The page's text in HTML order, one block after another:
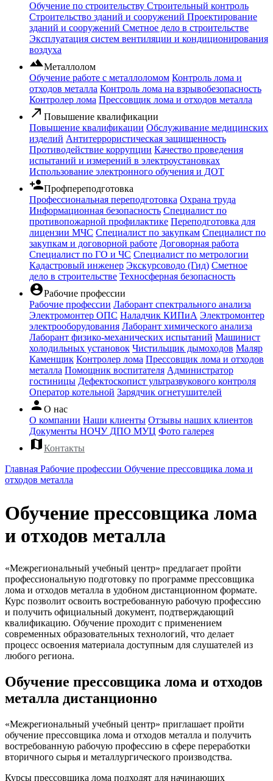
Обучение по строительству Строительный контроль
Строительство зданий и сооружений Проектирование
зданий и сооружений Сметное дело в строительстве
Эксплуатация систем вентиляции и кондиционирования
воздуха
filter_hdrМеталлолом
Обучение работе с металлоломом Контроль лома и
отходов металла Контроль лома на взрывобезопасность
Контролер лома Прессовщик лома и отходов металла
call_made Повышение квалификации
Повышение квалификации Обслуживание медицинских
изделий Антитеррористическая защищенность
Противодействие коррупции Качество проведения
испытаний и измерений в электроустановках
Использование электронного обучения и ДОТ
person_addПрофпереподготовка
Профессиональная переподготовка Охрана труда
Информационная безопасность Специалист по
противопожарной профилактике Переподготовка для
лицензии МЧС Специалист по закупкам Специалист по
закупкам и договорной работе Договорная работа
Специалист по ГО и ЧС Специалист по метрологии
Кадастровый инженер Экскурсоводо (Гид) Сметное
дело в строительстве Техносферная безопасность
account_circleРабочие профессии
Рабочие профессии Лаборант спектрального анализа
Электромонтер ОПС Наладчик КИПиА Электромонтер
электрооборудования Лаборант химического анализа
Лаборант физико-механических испытаний Машинист
холодильных установок Чистильщик дымоходов Маляр
Каменщик Контролер лома Прессовщик лома и отходов
металла Помощник воспитателя Администратор
гостиницы Дефектоскопист ультразвукового контроля
Оператор котельной Зарядчик огнетушителей
person О нас
О компании Наши клиенты Отзывы наших клиентов
Документы НОЧУ ДПО МУЦ Фото галерея
mapКонтакты
Главная Рабочие профессии Обучение прессовщика лома и
отходов металла
Обучение прессовщика лома
и отходов металла
«Межрегиональный учебный центр» предлагает пройти
профессиональную подготовку по программе прессовщика
лома и отходов металла в удобном дистанционном формате.
Курс позволит освоить востребованную рабочую профессию
и получить официальный документ, подтверждающий
квалификацию. Обучение проходит с применением
современных образовательных технологий, что делает
процесс освоения материала доступным для слушателей из
любого региона.
Обучение прессовщика лома и отходов
металла дистанционно
«Межрегиональный учебный центр» приглашает пройти
обучение прессовщика лома и отходов металла и получить
востребованную рабочую профессию в сфере переработки
вторичного сырья и металлургического производства.
Курсы прессовщика лома подходят для начинающих